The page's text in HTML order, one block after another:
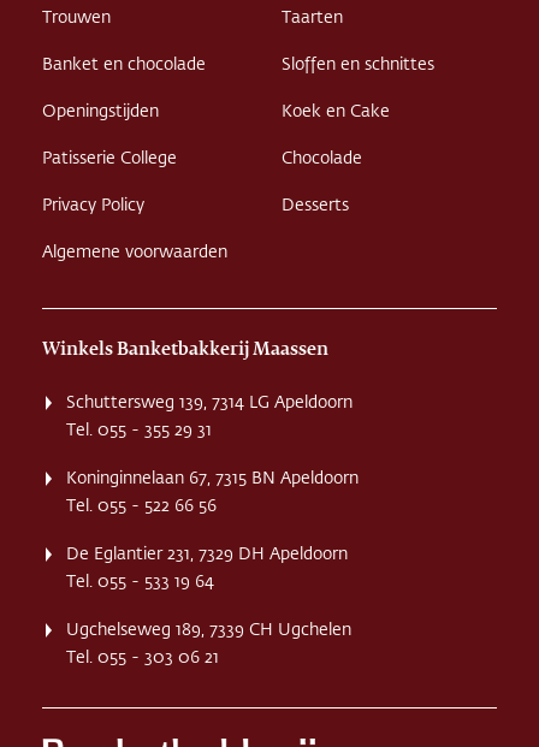
Trouwen
Banket en chocolade
Openingstijden
Patisserie College
Privacy Policy
Algemene voorwaarden
Taarten
Sloffen en schnittes
Koek en Cake
Chocolade
Desserts
Winkels Banketbakkerij Maassen
Schuttersweg 139, 7314 LG Apeldoorn
Tel. 055 - 355 29 31
Koninginnelaan 67, 7315 BN Apeldoorn
Tel. 055 - 522 66 56
De Eglantier 231, 7329 DH Apeldoorn
Tel. 055 - 533 19 64
Ugchelseweg 189, 7339 CH Ugchelen
Tel. 055 - 303 06 21